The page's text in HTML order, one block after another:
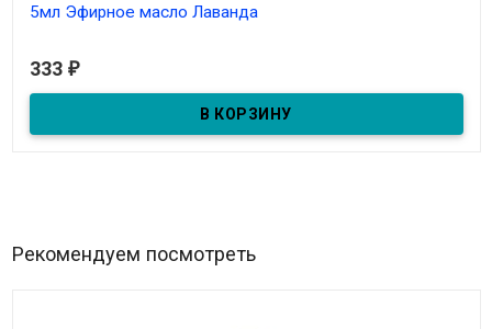
5мл Эфирное масло Лаванда
333 ₽
Рекомендуем посмотреть